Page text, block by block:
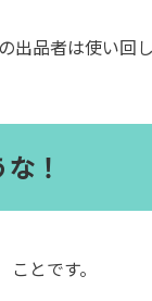
出品者は使い回
！
とです。